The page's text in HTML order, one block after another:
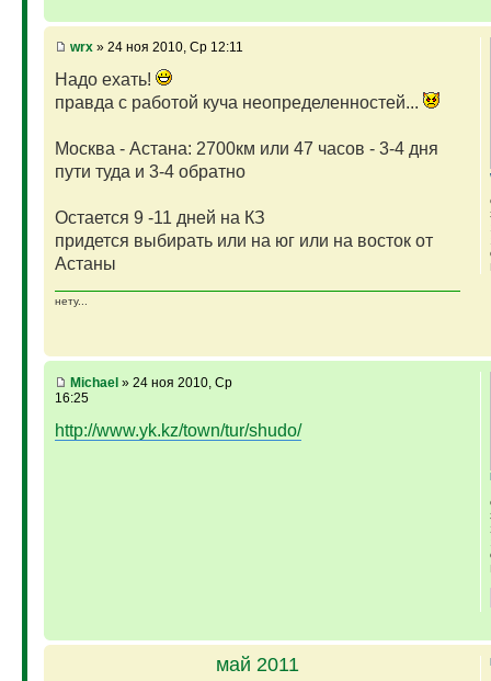
wrx» 24 ноя 2010, Ср 12:11
Надо ехать!
правда с работой куча неопределенностей...
Москва - Астана: 2700км или 47 часов - 3-4 дня
пути туда и 3-4 обратно
Остается 9 -11 дней на КЗ
придется выбирать или на юг или на восток от
Астаны
нету...
Michael» 24 ноя 2010, Ср
16:25
http://www.yk.kz/town/tur/shudo/
май 2011